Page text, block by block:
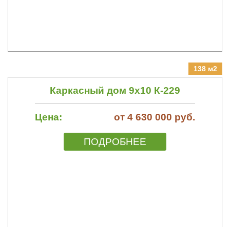
138 м2
Каркасный дом 9х10 К-229
Цена: от 4 630 000 руб.
ПОДРОБНЕЕ